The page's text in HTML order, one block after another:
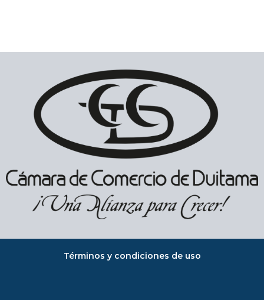
Términos y condiciones de uso